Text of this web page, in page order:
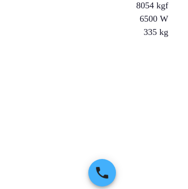
8054 kgf
6500 W
335 kg